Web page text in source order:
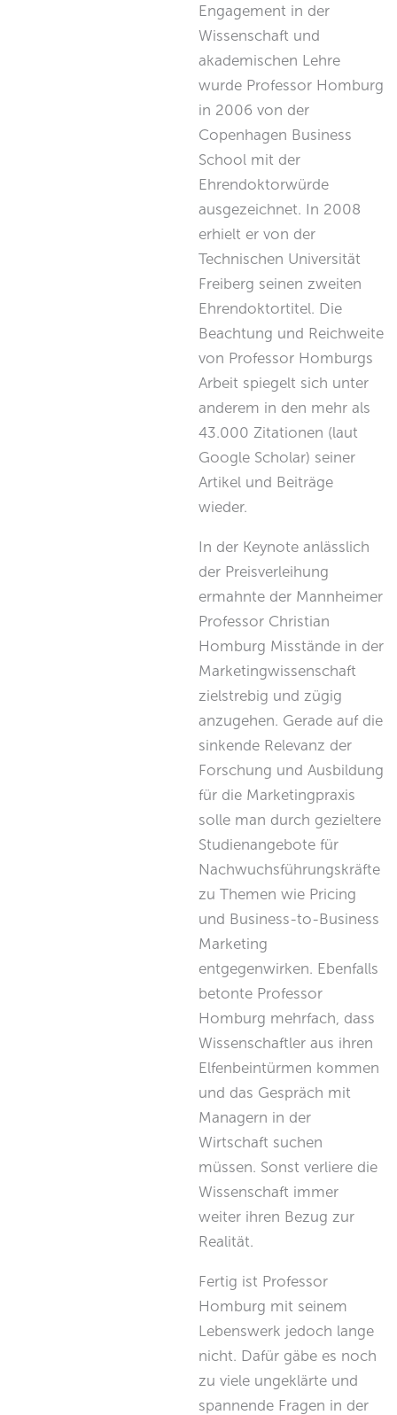
Engagement in der
Wissenschaft und
akademischen Lehre
wurde Professor Homburg
in 2006 von der
Copenhagen Business
School mit der
Ehrendoktorwürde
ausgezeichnet. In 2008
erhielt er von der
Technischen Universität
Freiberg seinen zweiten
Ehrendoktortitel. Die
Beachtung und Reichweite
von Professor Homburgs
Arbeit spiegelt sich unter
anderem in den mehr als
43.000 Zitationen (laut
Google Scholar) seiner
Artikel und Beiträge
wieder.
In der Keynote anlässlich
der Preisverleihung
ermahnte der Mannheimer
Professor Christian
Homburg Misstände in der
Marketingwissenschaft
zielstrebig und zügig
anzugehen. Gerade auf die
sinkende Relevanz der
Forschung und Ausbildung
für die Marketingpraxis
solle man durch gezieltere
Studienangebote für
Nachwuchsführungskräfte
zu Themen wie Pricing
und Business-to-Business
Marketing
entgegenwirken. Ebenfalls
betonte Professor
Homburg mehrfach, dass
Wissenschaftler aus ihren
Elfenbeintürmen kommen
und das Gespräch mit
Managern in der
Wirtschaft suchen
müssen. Sonst verliere die
Wissenschaft immer
weiter ihren Bezug zur
Realität.
Fertig ist Professor
Homburg mit seinem
Lebenswerk jedoch lange
nicht. Dafür gäbe es noch
zu viele ungeklärte und
spannende Fragen in der